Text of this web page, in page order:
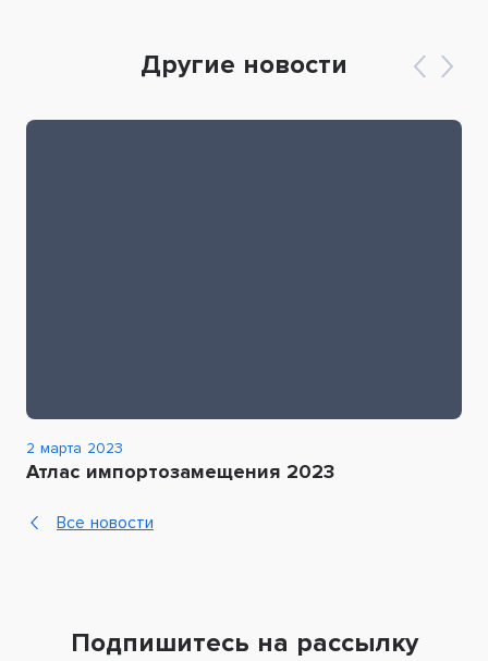
Другие новости
2 марта 2023
Атлас импортозамещения 2023
Все новости
Подпишитесь на рассылку